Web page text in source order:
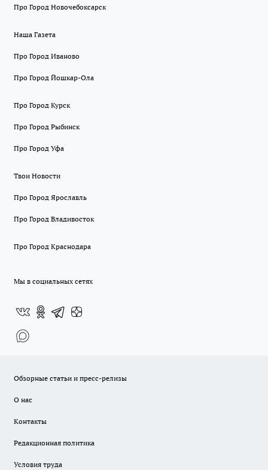
Про Город Новочебоксарск
Наша Газета
Про Город Иваново
Про Город Йошкар-Ола
Про Город Курск
Про Город Рыбинск
Про Город Уфа
Твои Новости
Про Город Ярославль
Про Город Владивосток
Про Город Краснодара
Мы в социальных сетях
Обзорные статьи и пресс-релизы
О нас
Контакты
Редакционная политика
Условия труда